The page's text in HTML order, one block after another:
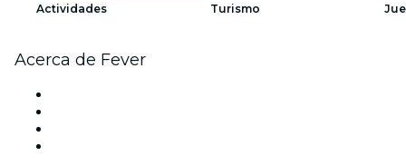
Actividades Turismo
Acerca de Fever